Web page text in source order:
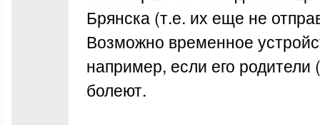
Брянска (т.е. их еще не
Возможно временное
например, если его родители
болеют.